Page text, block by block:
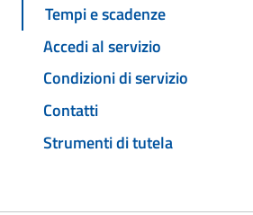
Tempi e scadenze
Accedi al servizio
Condizioni di servizio
Contatti
Strumenti di tutela